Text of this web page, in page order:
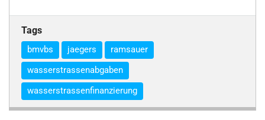
Tags
bmvbs jaegers
ramsauer
wasserstrassenabgaben
wasserstrassenfinanzierung